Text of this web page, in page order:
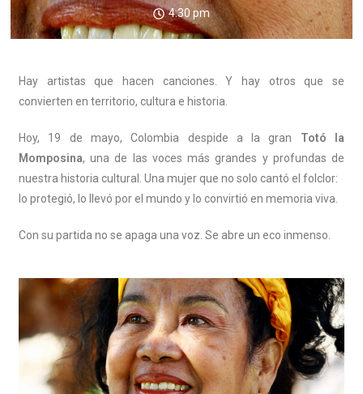
4:30 pm
Hay artistas que hacen canciones. Y hay otros que se
convierten en territorio, cultura e historia.
Hoy, 19 de mayo, Colombia despide a la gran Totó la
Momposina, una de las voces más grandes y profundas de
nuestra historia cultural. Una mujer que no solo cantó el folclor:
lo protegió, lo llevó por el mundo y lo convirtió en memoria viva.
Con su partida no se apaga una voz. Se abre un eco inmenso.